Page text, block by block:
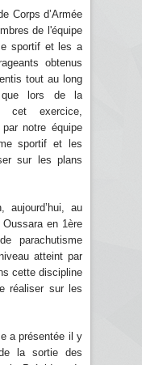
Corps d’Armée
de l'équipe
sportif et les a
obtenus
tout au long
que lors de la
cet exercice,
notre équipe
sportif et les
sur les plans
aujourd’hui, au
en 1ère
parachutisme
atteint par
cette discipline
réaliser sur les
a présentée il y
la sortie des